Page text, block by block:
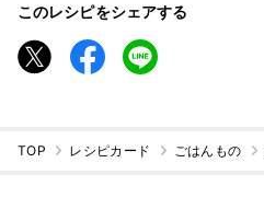
このレシピをシェアする
TOP レシピカード ごはんもの